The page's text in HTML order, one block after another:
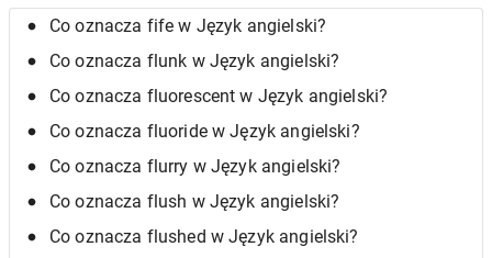
Co oznacza fife w Język angielski?
Co oznacza flunk w Język angielski?
Co oznacza fluorescent w Język angielski?
Co oznacza fluoride w Język angielski?
Co oznacza flurry w Język angielski?
Co oznacza flush w Język angielski?
Co oznacza flushed w Język angielski?